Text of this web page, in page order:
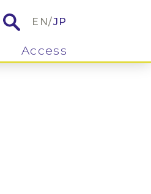
EN/JP
Access